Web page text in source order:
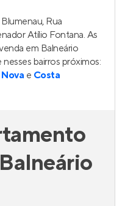
Rua
Atílio Fontana. As
em Balneário
bairros próximos:
e Costa